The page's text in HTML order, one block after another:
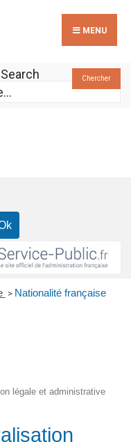
MENU
Search Chercher
> Nationalité française
légale et administrative